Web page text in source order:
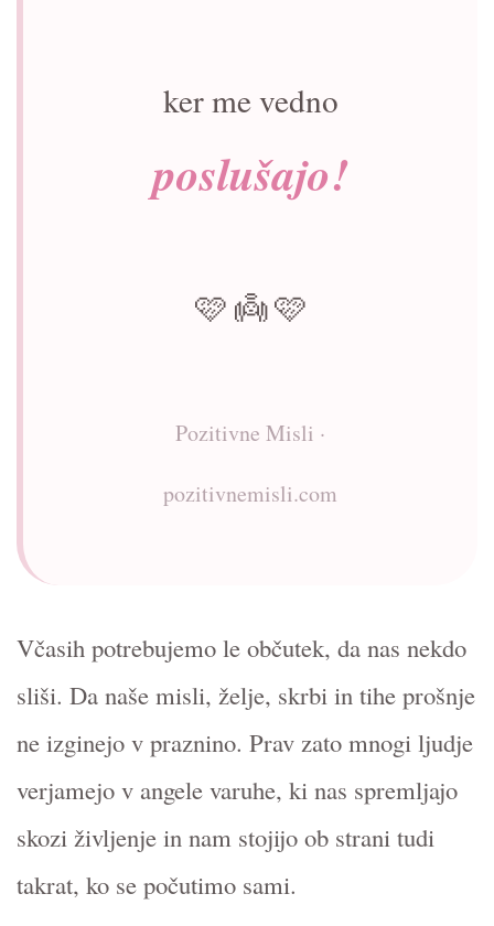
ker me vedno
poslušajo!
🩷 👼 🩷
Pozitivne Misli ·
pozitivnemisli.com
Včasih potrebujemo le občutek, da nas nekdo
sliši. Da naše misli, želje, skrbi in tihe prošnje
ne izginejo v praznino. Prav zato mnogi ljudje
verjamejo v angele varuhe, ki nas spremljajo
skozi življenje in nam stojijo ob strani tudi
takrat, ko se počutimo sami.